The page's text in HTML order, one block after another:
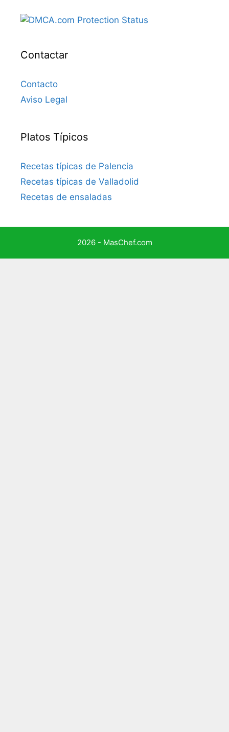
Contactar
Contacto
Aviso Legal
Platos Típicos
Recetas típicas de Palencia
Recetas típicas de Valladolid
Recetas de ensaladas
2026 - MasChef.com